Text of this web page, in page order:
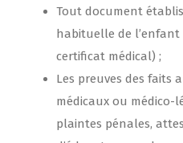
Tout document
habituelle de
certificat médical) ;
Les preuves des faits
médicaux ou médico-
plaintes pénales,